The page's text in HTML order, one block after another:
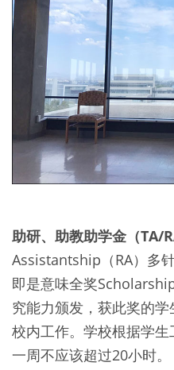
助研、助教助学金（TA/
Assistantship（RA）多
即是意味全奖
究能力颁发，获此奖的
校内工作。学校根据学
一周不应该超过20小时。